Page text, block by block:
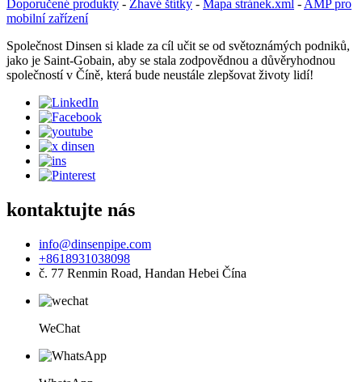
Doporučené produkty - Žhavé štítky - Mapa stránek.xml - AMP pro
mobilní zařízení
Společnost Dinsen si klade za cíl učit se od světoznámých podniků,
jako je Saint-Gobain, aby se stala zodpovědnou a důvěryhodnou
společností v Číně, která bude neustále zlepšovat životy lidí!
kontaktujte nás
info@dinsenpipe.com
+8618931038098
č. 77 Renmin Road, Handan Hebei Čína
WeChat